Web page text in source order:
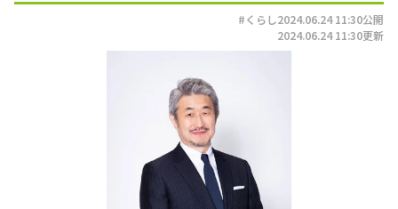
#くらし2024.06.24 11:30公開
2024.06.24 11:30更新